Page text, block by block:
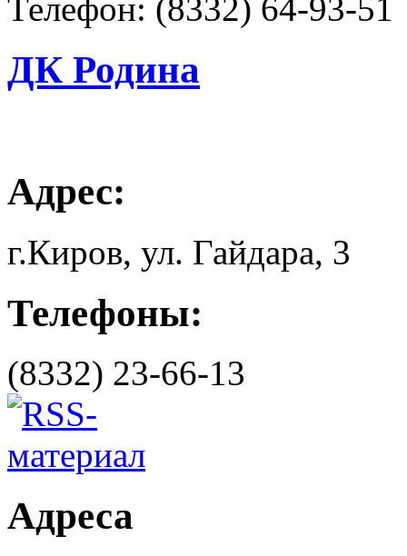
Телефон: (8332) 64-93-51
ДК Родина
Адрес:
г.Киров, ул. Гайдара, 3
Телефоны:
(8332) 23-66-13
Адреса